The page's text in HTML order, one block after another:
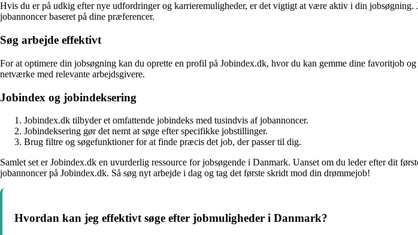
Hvis du er på udkig efter nye udfordringer og karrieremuligheder, er det vigtigt at være aktiv i din
jobannoncer baseret på dine præferencer.
Søg arbejde effektivt
For at optimere din jobsøgning kan du oprette en profil på Jobindex.dk, hvor du kan gemme dine favoritjob
netværke med relevante arbejdsgivere.
Jobindex og jobindeksering
Jobindex.dk tilbyder et omfattende jobindeks med tusindvis af jobannoncer.
Jobindeksering gør det nemt at søge efter specifikke jobstillinger.
Brug filtre og søgefunktioner for at finde præcis det job, der passer til dig.
Samlet set er Jobindex.dk en uvurderlig ressource for jobsøgende i Danmark. Uanset om du leder efter dit
jobannoncer på Jobindex.dk. Så søg nyt arbejde i dag og tag det første skridt mod din drømmejob!
Hvordan kan jeg effektivt søge efter jobmuligheder i Danmark?